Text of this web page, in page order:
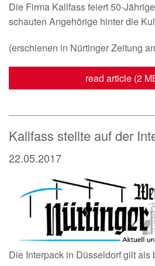
Die Firma Kallfass feiert 50-
schauten Angehörige hinter die
(erschienen in Nürtinger Zeitung
read article (2
Kallfass stellte auf der
22.05.2017
Die Interpack in Düsseldorf gilt als